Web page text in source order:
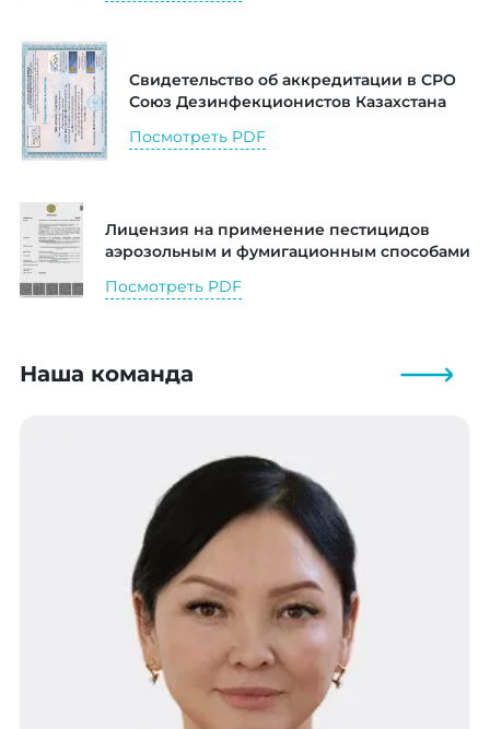
Свидетельство об аккредитации в СРО
Союз Дезинфекционистов Казахстана
Посмотреть PDF
Лицензия на применение пестицидов
аэрозольным и фумигационным способами
Посмотреть PDF
Наша команда